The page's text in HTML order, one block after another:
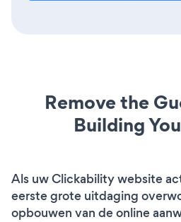
Remove the
Building
Als uw Clickability website
eerste grote uitdaging
opbouwen van de online